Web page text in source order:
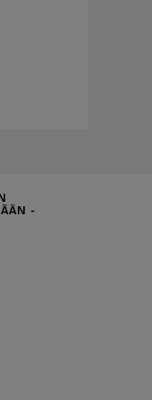
-